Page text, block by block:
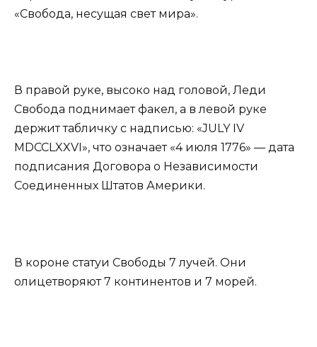
«Свобода, несущая свет мира».
В правой руке, высоко над головой, Леди
Свобода поднимает факел, а в левой руке
держит табличку с надписью: «JULY IV
MDCCLXXVI», что означает «4 июля 1776» — дата
подписания Договора о Независимости
Соединенных Штатов Америки.
В короне статуи Свободы 7 лучей. Они
олицетворяют 7 континентов и 7 морей.